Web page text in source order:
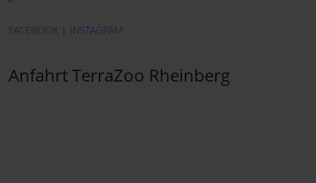
FACEBOOK | INSTAGRAM
Anfahrt TerraZoo Rheinberg